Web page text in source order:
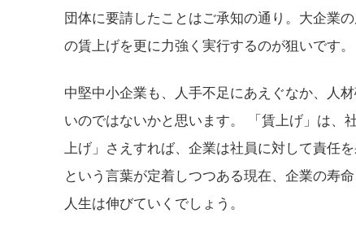
団体に要請したことはご承知の通り。大企業
の賃上げを更に力強く実行するのが狙いです。
中堅中小企業も、人手不足にあえぐなか、人
いのではないかと思います。 「賃上げ」は、
上げ」さえすれば、企業は社員に対して責任
という言葉が定着しつつある現在、企業の寿
人生は伸びていくでしょう。